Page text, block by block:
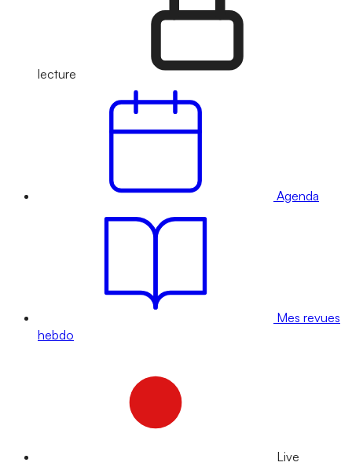
lecture
Agenda
Mes revues
hebdo
Live